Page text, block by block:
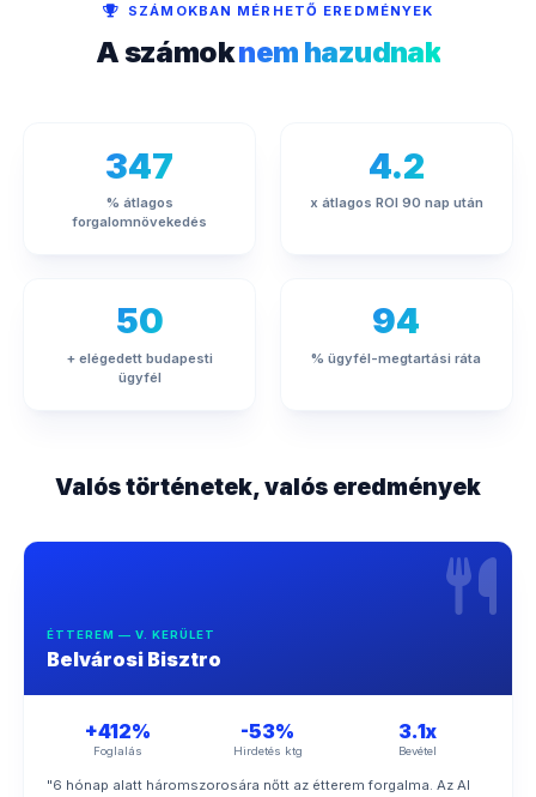
SZÁMOKBAN MÉRHETŐ EREDMÉNYEK
A számoknem hazudnak
347
% átlagos
forgalomnövekedés
4.2
x átlagos ROI 90 nap után
50
+ elégedett budapesti
ügyfél
94
% ügyfél-megtartási ráta
Valós történetek, valós eredmények
ÉTTEREM — V. KERÜLET
Belvárosi Bisztro
+412%
Foglalás
-53%
Hirdetés ktg
3.1x
Bevétel
"6 hónap alatt háromszorosára nőtt az étterem forgalma. Az AI